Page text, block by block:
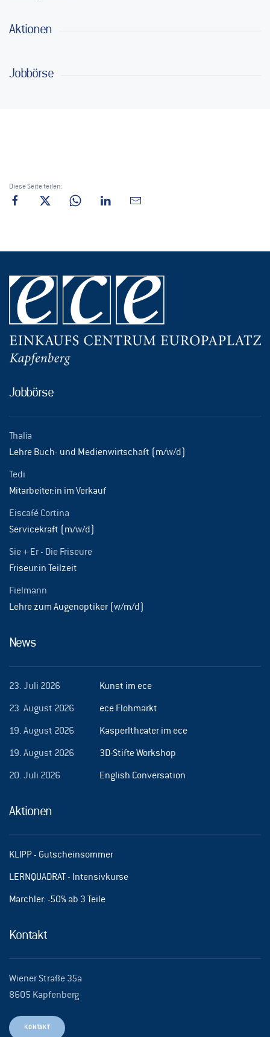
Aktionen
Jobbörse
Diese Seite teilen:
Jobbörse
Thalia
Lehre Buch- und Medienwirtschaft (m/w/d)
Tedi
Mitarbeiter:in im Verkauf
Eiscafé Cortina
Servicekraft (m/w/d)
Sie + Er - Die Friseure
Friseur:in Teilzeit
Fielmann
Lehre zum Augenoptiker (w/m/d)
News
23. Juli 2026 Kunst im ece
23. August 2026 ece Flohmarkt
19. August 2026 Kasperltheater im ece
19. August 2026 3D-Stifte Workshop
20. Juli 2026 English Conversation
Aktionen
KLIPP - Gutscheinsommer
LERNQUADRAT - Intensivkurse
Marchler: -50% ab 3 Teile
Kontakt
Wiener Straße 35a
8605 Kapfenberg
KONTAKT